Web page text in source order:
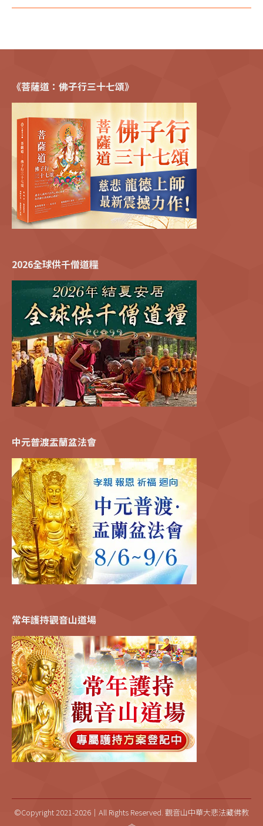
《菩薩道：佛子行三十七頌》
2026全球供千僧道糧
中元普渡盂蘭盆法會
常年護持觀音山道場
©Copyright 2021-2026｜All Rights Reserved. 觀音山中華大悲法藏佛教